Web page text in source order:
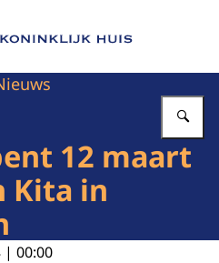
van Het Koninklijk Huis
12 maart
Kita in
| 00:00